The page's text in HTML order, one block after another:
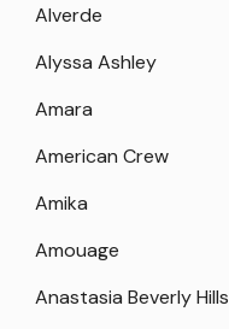
Alverde
Alyssa Ashley
Amara
American Crew
Amika
Amouage
Anastasia Beverly Hills